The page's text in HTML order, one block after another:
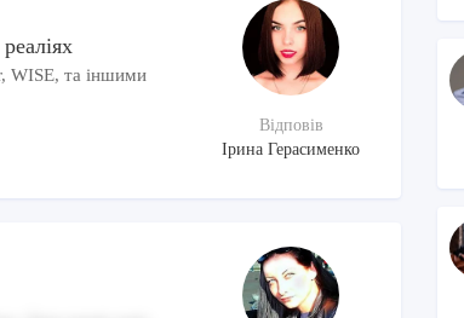
WISE, та іншими
Відповів
Ірина Герасименко